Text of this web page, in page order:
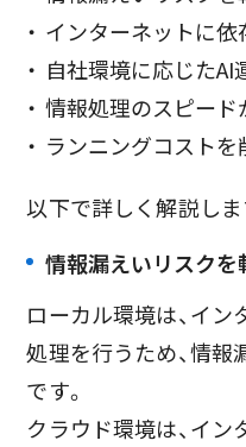
インターネットに依
自社環境に応じたAI
情報処理のスピード
ランニングコストを
以下で詳しく解説しま
情報漏えいリスクを
ローカル環境は、イ
処理を行うため、情
です。
クラウド環境は、イ